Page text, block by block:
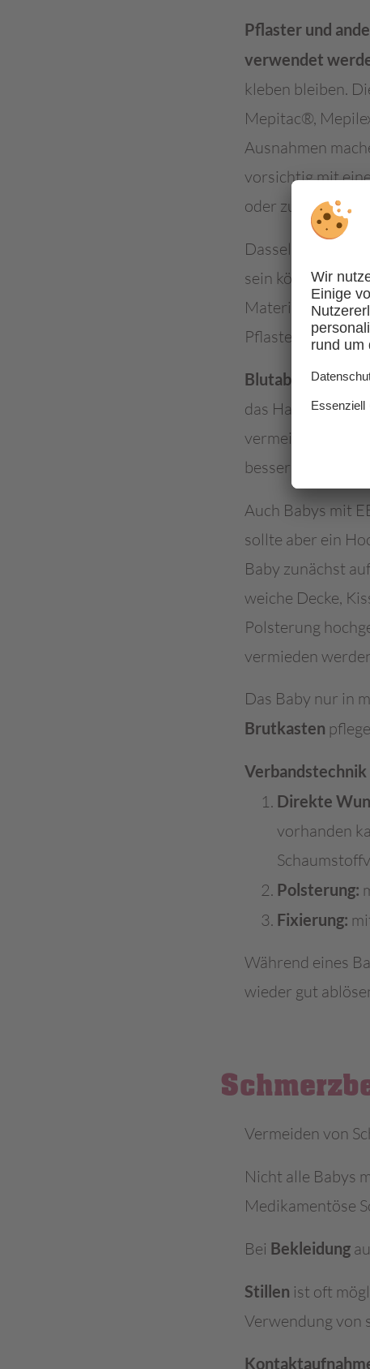
Pflaster und
verwendet
kleben bleiben.
Mepitac®,
Ausnahmen
vorsichtig mit
oder zunächst
Dasselbe gilt für
sein können. Die
Materialien (z.B.
Pflasterfixierung
Blutabnahmen
das
vermeiden. Nach
besser leichten
Auch Babys mit
sollte aber ein
Baby zunächst
weiche Decke,
Polsterung
vermieden
Das Baby nur in
Brutkasten
Verbandstechnik
Direkte
vorhanden
Polsterung:
Fixierung:
Während eines
wieder gut
Vermeiden von
Nicht alle Babys
Medikamentöse
Bei Bekleidung
Stillen ist oft
Verwendung von